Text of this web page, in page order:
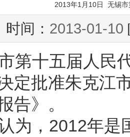
2013年1月10日 无锡市
时间： 2013-01-10
第十五届人民
定批准朱克江
告》。
为，2012年是